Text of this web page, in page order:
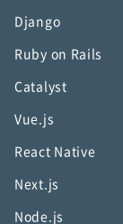
Django
Ruby on Rails
Catalyst
Vue.js
React Native
Next.js
Node.js